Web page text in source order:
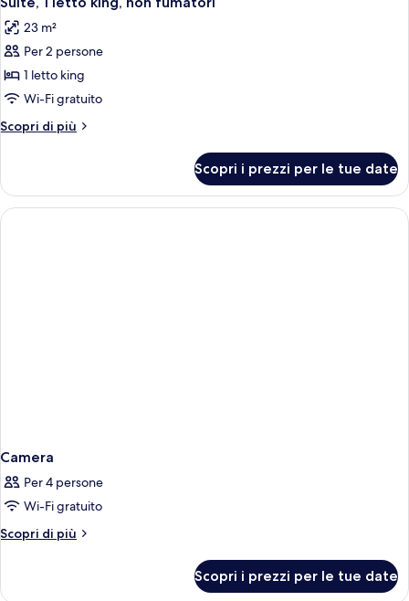
non
fumatori
ai
disabili,
fumatori
tutte
le
foto
per
Suite,
1
letto
non
fumatori
23 m²
Per 2 persone
1 letto king
Wi-Fi gratuito
Scopri di più
Altri
1
letto
king,
Scopri i prezzi per le tue date
Camera
Per 4 persone
Wi-Fi gratuito
Scopri di più
Altri
Scopri i prezzi per le tue date